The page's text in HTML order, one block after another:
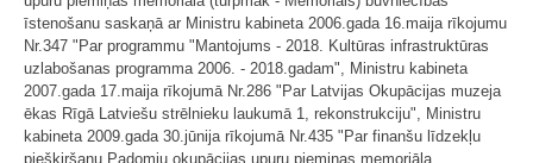
īstenošanu saskaņā ar Ministru kabineta 2006.gada 16.maija rīkojumu
Nr.347 "Par programmu "Mantojums - 2018. Kultūras infrastruktūras
uzlabošanas programma 2006. - 2018.gadam", Ministru kabineta
2007.gada 17.maija rīkojumā Nr.286 "Par Latvijas Okupācijas muzeja
ēkas Rīgā Latviešu strēlnieku laukumā 1, rekonstrukciju", Ministru
kabineta 2009.gada 30.jūnija rīkojumā Nr.435 "Par finanšu līdzekļu
piešķiršanu Padomju okupācijas upuru piemiņas memoriāla